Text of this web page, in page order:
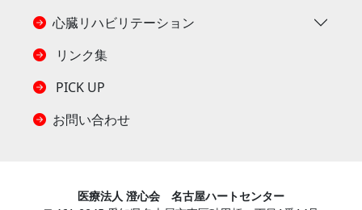
心臓リハビリテーション
リンク集
PICK UP
お問い合わせ
医療法人 澄心会 名古屋ハートセンター